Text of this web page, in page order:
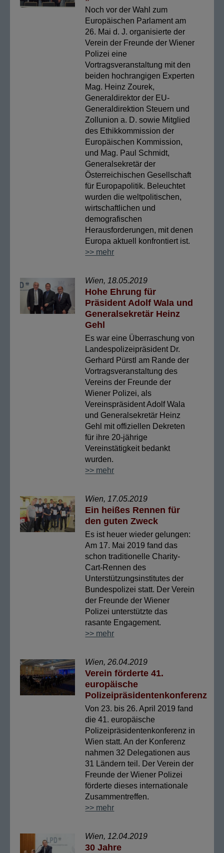
Noch vor der Wahl zum
Europäischen Parlament am
26. Mai d. J. organisierte der
Verein der Freunde der Wiener
Polizei eine
Vortragsveranstaltung mit den
beiden hochrangigen Experten
Mag. Heinz Zourek,
Generaldirektor der EU-
Generaldirektion Steuern und
Zollunion a. D. sowie Mitglied
des Ethikkommission der
Europäischen Kommission,
und Mag. Paul Schmidt,
Generalsekretär der
Österreichischen Gesellschaft
für Europapolitik. Beleuchtet
wurden die weltpolitischen,
wirtschaftlichen und
demografischen
Herausforderungen, mit denen
Europa aktuell konfrontiert ist.
>> mehr
Wien, 18.05.2019
Hohe Ehrung für
Präsident Adolf Wala und
Generalsekretär Heinz
Gehl
Es war eine Überraschung von
Landespolizeipräsident Dr.
Gerhard Pürstl am Rande der
Vortragsveranstaltung des
Vereins der Freunde der
Wiener Polizei, als
Vereinspräsident Adolf Wala
und Generalsekretär Heinz
Gehl mit offiziellen Dekreten
für ihre 20-jährige
Vereinstätigkeit bedankt
wurden.
>> mehr
Wien, 17.05.2019
Ein heißes Rennen für
den guten Zweck
Es ist heuer wieder gelungen:
Am 17. Mai 2019 fand das
schon traditionelle Charity-
Cart-Rennen des
Unterstützungsinstitutes der
Bundespolizei statt. Der Verein
der Freunde der Wiener
Polizei unterstützte das
rasante Engagement.
>> mehr
Wien, 26.04.2019
Verein förderte 41.
europäische
Polizeipräsidentenkonferenz
Von 23. bis 26. April 2019 fand
die 41. europäische
Polizeipräsidentenkonferenz in
Wien statt. An der Konferenz
nahmen 32 Delegationen aus
31 Ländern teil. Der Verein der
Freunde der Wiener Polizei
förderte dieses internationale
Zusammentreffen.
>> mehr
Wien, 12.04.2019
30 Jahre